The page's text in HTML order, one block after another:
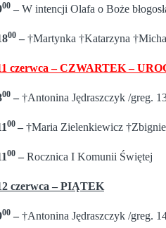
00 – W intencji Olafa o Boże
00 – †Martynka †Katarzyna
czerwca – CZWARTEK –
00 – †Antonina Jędraszczyk /greg.
00 – †Maria Zielenkiewicz
00 – Rocznica I Komunii Świętej
czerwca – PIĄTEK
00 – †Antonina Jędraszczyk /greg.